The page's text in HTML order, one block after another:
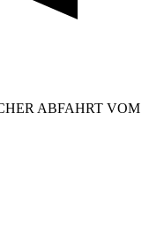
ABFAHRT VOM